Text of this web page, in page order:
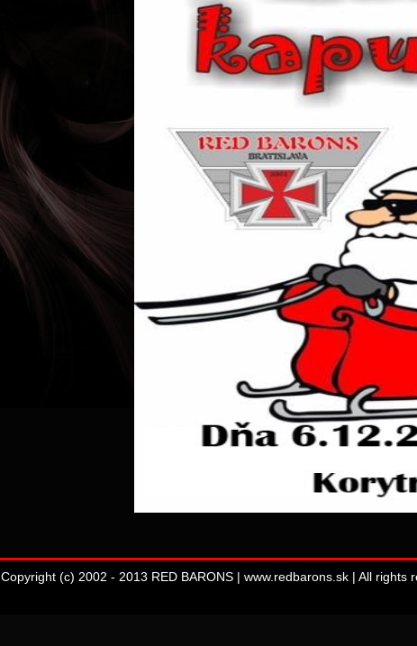
Copyright (c) 2002 - 2013 RED BARONS | www.redbarons.sk | All rights